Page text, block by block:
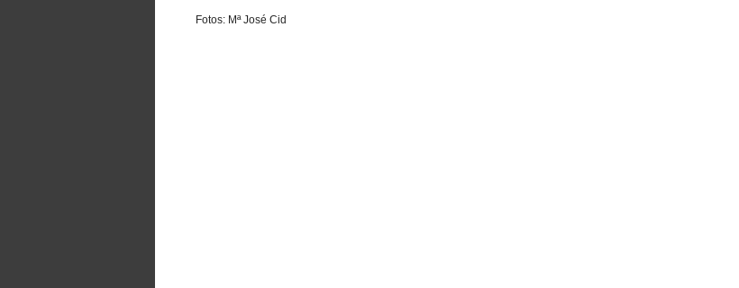
Fotos: Mª José Cid